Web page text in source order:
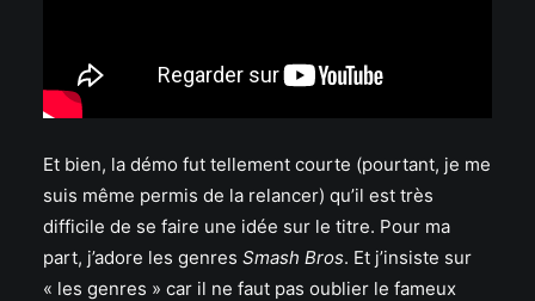
Et bien, la démo fut tellement courte (pourtant, je me
suis même permis de la relancer) qu’il est très
difficile de se faire une idée sur le titre. Pour ma
part, j’adore les genres Smash Bros. Et j’insiste sur
« les genres » car il ne faut pas oublier le fameux